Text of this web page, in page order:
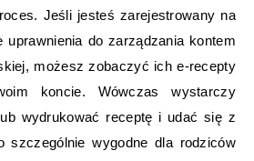
Jeśli jesteś zarejestrowany na
uprawnienia do zarządzania kontem
możesz zobaczyć ich e-recepty
koncie. Wówczas wystarczy
wydrukować receptę i udać się z
szczególnie wygodne dla rodziców